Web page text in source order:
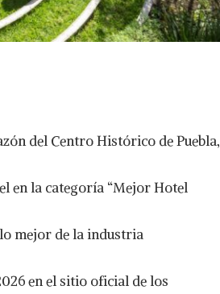
del Centro Histórico de Puebla,
en la categoría “Mejor Hotel
mejor de la industria
en el sitio oficial de los